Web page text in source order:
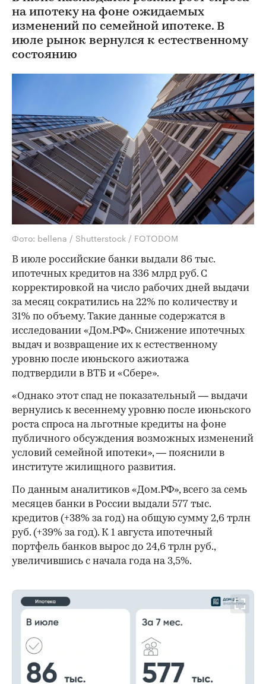
на ипотеку на фоне ожидаемых
изменений по семейной ипотеке. В
июле рынок вернулся к естественному
состоянию
Фото: bellena / Shutterstock / FOTODOM
В июле российские банки выдали 86 тыс.
ипотечных кредитов на 336 млрд руб. С
корректировкой на число рабочих дней выдачи
за месяц сократились на 22% по количеству и
31% по объему. Такие данные содержатся в
исследовании «Дом.РФ». Снижение ипотечных
выдач и возвращение их к естественному
уровню после июньского ажиотажа
подтвердили в ВТБ и «Сбере».
«Однако этот спад не показательный — выдачи
вернулись к весеннему уровню после июньского
роста спроса на льготные кредиты на фоне
публичного обсуждения возможных изменений
условий семейной ипотеки», — пояснили в
институте жилищного развития.
По данным аналитиков «Дом.РФ», всего за семь
месяцев банки в России выдали 577 тыс.
кредитов (+38% за год) на общую сумму 2,6 трлн
руб. (+39% за год). К 1 августа ипотечный
портфель банков вырос до 24,6 трлн руб.,
увеличившись с начала года на 3,5%.